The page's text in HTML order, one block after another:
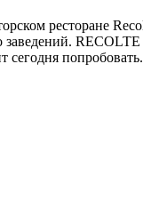
ресторане
сегодня попробовать.